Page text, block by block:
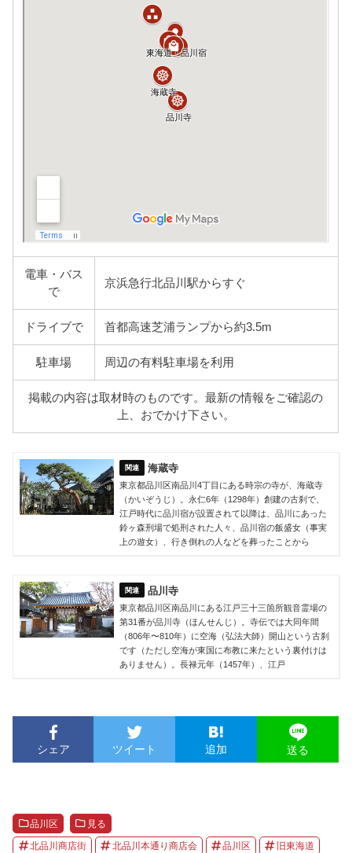
電車・バス
で
京浜急行北品川駅からすぐ
ドライブで 首都高速芝浦ランプから約3.5m
駐車場 周辺の有料駐車場を利用
掲載の内容は取材時のものです。最新の情報をご確認の
上、おでかけ下さい。
海蔵寺
東京都品川区南品川4丁目にある時宗の寺が、海蔵寺
（かいぞうじ）。永仁6年（1298年）創建の古刹で、
江戸時代に品川宿が設置されて以降は、品川にあった
鈴ヶ森刑場で処刑された人々、品川宿の飯盛女（事実
上の遊女）、行き倒れの人などを葬ったことから
品川寺
東京都品川区南品川にある江戸三十三箇所観音霊場の
第31番が品川寺（ほんせんじ）。寺伝では大同年間
（806年〜810年）に空海（弘法大師）開山という古刹
です（ただし空海が東国に布教に来たという裏付けは
ありません）。長禄元年（1457年）、江戸
シェア ツイート 追加 送る
品川区 見る
北品川商店街 北品川本通り商店会 品川区 旧東海道